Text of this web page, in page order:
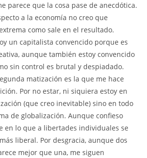
parece que la cosa pase de anecdótica.
a la economía no creo que
como sale en el resultado.
un capitalista convencido porque es
aunque también estoy convencido
sin control es brutal y despiadado.
matización es la que me hace
Por no estar, ni siquiera estoy en
(que creo inevitable) sino en todo
de globalización. Aunque confieso
en lo que a libertades individuales se
liberal. Por desgracia, aunque dos
mejor que una, me siguen